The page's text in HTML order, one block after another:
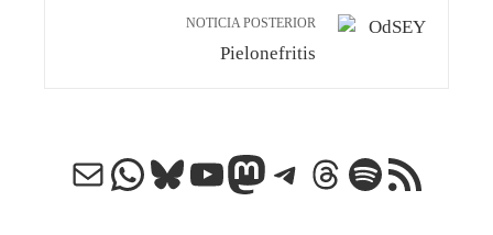
NOTICIA POSTERIOR
Pielonefritis
Correo electrónico
WhatsApp
Bluesky
YouTube
Mastodon
Telegram
Threads
Spotify
Feed RSS